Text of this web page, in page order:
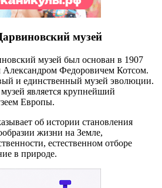
музей
музей был основан в 1907
Федоровичем Котсом.
и единственный музей эволюции.
является крупнейший
Европы.
об истории становления
жизни на Земле,
естественном отборе
в природе.